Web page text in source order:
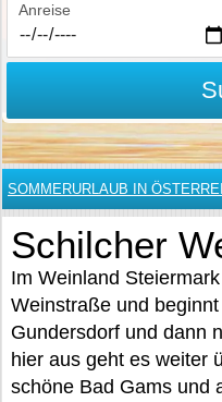
Anreise
SOMMERURLAUB IN
Schilcher
Im Weinland
Weinstraße und
Gundersdorf und dann
hier aus geht es weiter
schöne Bad Gams und